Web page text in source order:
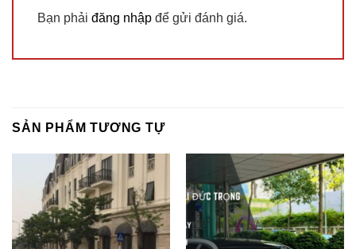
Bạn phải đăng nhập để gửi đánh giá.
SẢN PHẨM TƯƠNG TỰ